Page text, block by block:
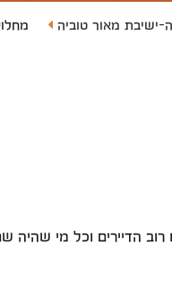
ישיבת מאור טוביה
הדיירים וכל מי שהיה